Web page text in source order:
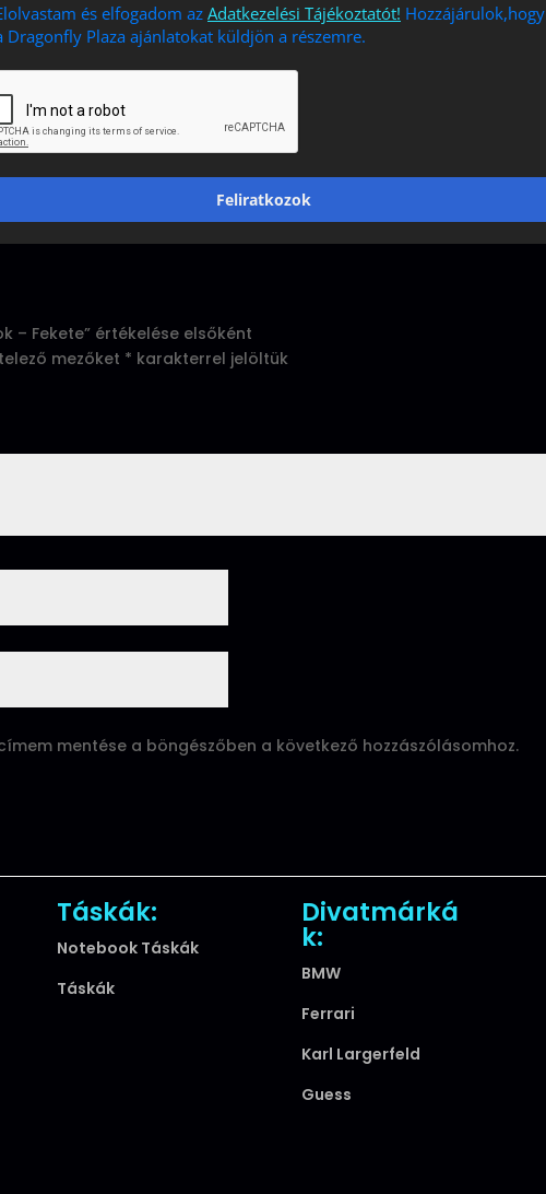
és elfogadom az Adatkezelési Tájékoztatót! Hozzájárulok,hogy
Dragonfly Plaza ajánlatokat küldjön a részemre.
Feliratkozok
– Fekete” értékelése elsőként
mezőket * karakterrel jelöltük
mentése a böngészőben a következő hozzászólásomhoz.
Táskák:
Notebook Táskák
Táskák
Divatmárká
k:
BMW
Ferrari
Karl Largerfeld
Guess